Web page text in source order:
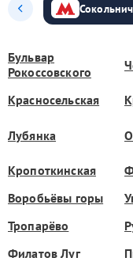
Бульвар
Рокоссовского
Красносельская
Лубянка
Кропоткинская
Воробьёвы горы
Тропарёво
Филатов Луг